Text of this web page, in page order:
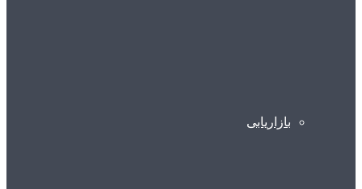
بازاریابی